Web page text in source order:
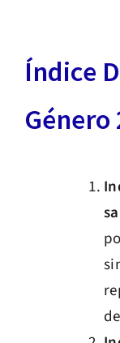
Índice
Género